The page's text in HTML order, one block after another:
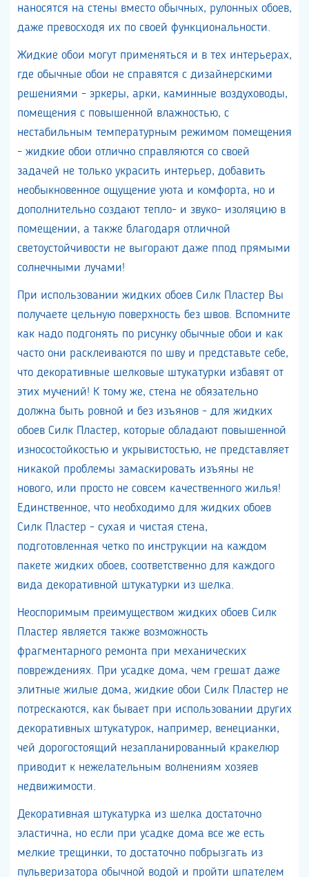
наносятся на стены вместо обычных, рулонных обоев,
даже превосходя их по своей функциональности.
Жидкие обои могут применяться и в тех интерьерах,
где обычные обои не справятся с дизайнерскими
решениями - эркеры, арки, каминные воздуховоды,
помещения с повышенной влажностью, с
нестабильным температурным режимом помещения
- жидкие обои отлично справляются со своей
задачей не только украсить интерьер, добавить
необыкновенное ощущение уюта и комфорта, но и
дополнительно создают тепло- и звуко- изоляцию в
помещении, а также благодаря отличной
светоустойчивости не выгорают даже ппод прямыми
солнечными лучами!
При использовании жидких обоев Силк Пластер Вы
получаете цельную поверхность без швов. Вспомните
как надо подгонять по рисунку обычные обои и как
часто они расклеиваются по шву и представьте себе,
что декоративные шелковые штукатурки избавят от
этих мучений! К тому же, стена не обязательно
должна быть ровной и без изъянов - для жидких
обоев Силк Пластер, которые обладают повышенной
износостойкостью и укрывистостью, не представляет
никакой проблемы замаскировать изъяны не
нового, или просто не совсем качественного жилья!
Единственное, что необходимо для жидких обоев
Силк Пластер - сухая и чистая стена,
подготовленная четко по инструкции на каждом
пакете жидких обоев, соответственно для каждого
вида декоративной штукатурки из шелка.
Неоспоримым преимуществом жидких обоев Силк
Пластер является также возможность
фрагментарного ремонта при механических
повреждениях. При усадке дома, чем грешат даже
элитные жилые дома, жидкие обои Силк Пластер не
потрескаются, как бывает при использовании других
декоративных штукатурок, например, венецианки,
чей дорогостоящий незапланированный кракелюр
приводит к нежелательным волнениям хозяев
недвижимости.
Декоративная штукатурка из шелка достаточно
эластична, но если при усадке дома все же есть
мелкие трещинки, то достаточно побрызгать из
пульверизатора обычной водой и пройти шпателем